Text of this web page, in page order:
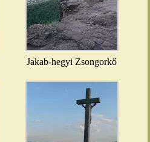
Jakab-hegyi Zsongorkő